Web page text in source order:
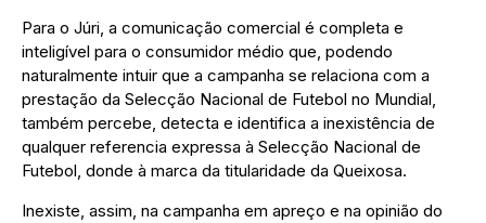
Para o Júri, a comunicação comercial é completa e
inteligível para o consumidor médio que, podendo
naturalmente intuir que a campanha se relaciona com a
prestação da Selecção Nacional de Futebol no Mundial,
também percebe, detecta e identifica a inexistência de
qualquer referencia expressa à Selecção Nacional de
Futebol, donde à marca da titularidade da Queixosa.
Inexiste, assim, na campanha em apreço e na opinião do